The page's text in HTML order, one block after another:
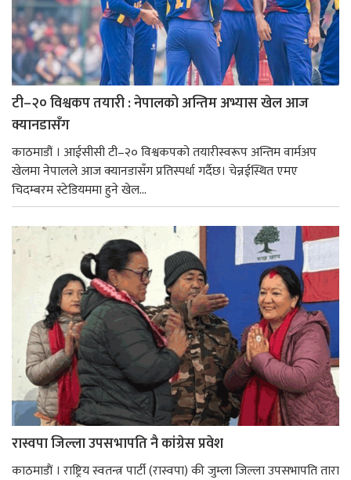
टी–२० विश्वकप तयारी : नेपालको अन्तिम अभ्यास खेल आज
क्यानडासँग
काठमाडौं । आईसीसी टी–२० विश्वकपको तयारीस्वरूप अन्तिम वार्मअप
खेलमा नेपालले आज क्यानडासँग प्रतिस्पर्धा गर्दैछ। चेन्नईस्थित एमए
चिदम्बरम स्टेडियममा हुने खेल...
रास्वपा जिल्ला उपसभापति नै कांग्रेस प्रवेश
काठमाडाैं । राष्ट्रिय स्वतन्त्र पार्टी (रास्वपा) की जुम्ला जिल्ला उपसभापति तारा